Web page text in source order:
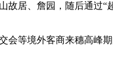
故居、詹园，随后通
等境外客商来穗高峰